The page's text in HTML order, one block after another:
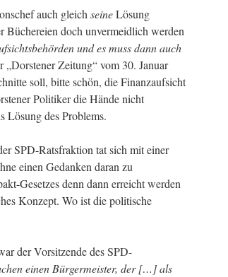
auch gleich seineLösung
Büchereien doch unvermeidlich werden
und es muss dann auch
„Dorstener Zeitung“ vom 30. Januar
soll, bitte schön, die Finanzaufsicht
Politiker die Hände nicht
Lösung des Problems.
SPD-Ratsfraktion tat sich mit einer
einen Gedanken daran zu
Gesetzes denn dann erreicht werden
Konzept. Wo ist die politische
der Vorsitzende des SPD-
einen Bürgermeister, der […] als